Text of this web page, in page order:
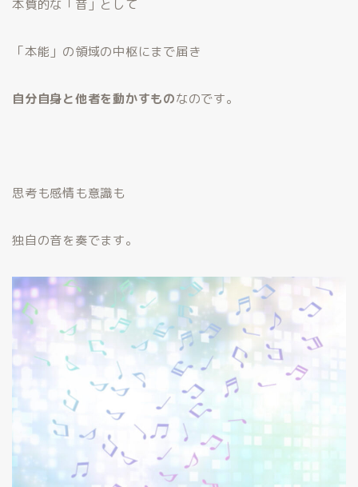
本質的な「音」として
「本能」の領域の中枢にまで届き
自分自身と他者を動かすものなのです。
思考も感情も意識も
独自の音を奏でます。